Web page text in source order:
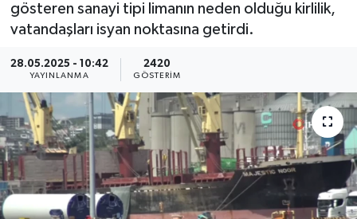
gösteren sanayi tipi limanın neden olduğu kirlilik,
vatandaşları isyan noktasına getirdi.
28.05.2025 - 10:42
YAYINLANMA
2420
GÖSTERIM
KÜLTÜR - SANAT
MAGAZİN
ÖZEL HABER
SAĞLIK
SPOR